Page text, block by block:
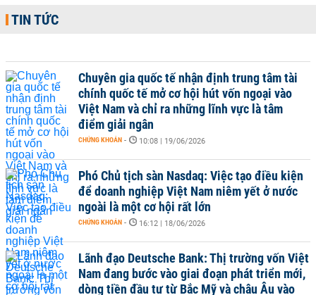
TIN TỨC
Chuyên gia quốc tế nhận định trung tâm tài
chính quốc tế mở cơ hội hút vốn ngoại vào
Việt Nam và chỉ ra những lĩnh vực là tâm
điểm giải ngân
CHỨNG KHOÁN - 10:08 | 19/06/2026
Phó Chủ tịch sàn Nasdaq: Việc tạo điều kiện
để doanh nghiệp Việt Nam niêm yết ở nước
ngoài là một cơ hội rất lớn
CHỨNG KHOÁN - 16:12 | 18/06/2026
Lãnh đạo Deutsche Bank: Thị trường vốn Việt
Nam đang bước vào giai đoạn phát triển mới,
dòng tiền đầu tư từ Bắc Mỹ và châu Âu vào